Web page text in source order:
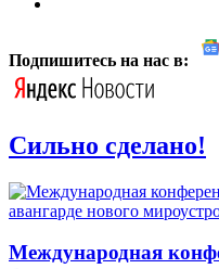
Подпишитесь на нас в:
Сильно сделано!
Международная